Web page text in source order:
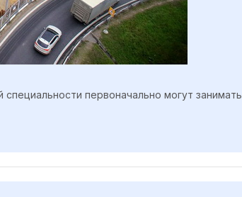
специальности первоначально могут